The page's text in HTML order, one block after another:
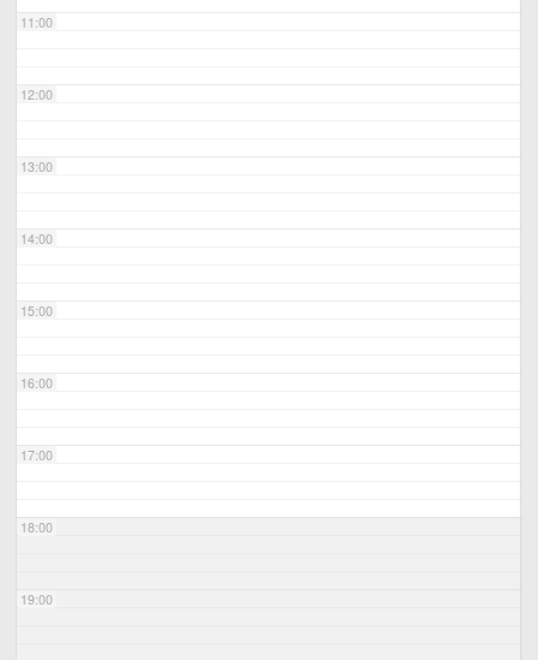
11:00
12:00
13:00
14:00
15:00
16:00
17:00
18:00
19:00